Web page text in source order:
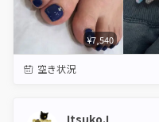
¥7,540
空き状況
Itsuko.I